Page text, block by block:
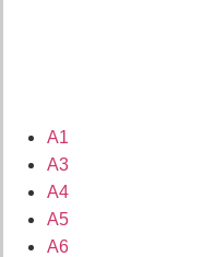
A1
A3
A4
A5
A6